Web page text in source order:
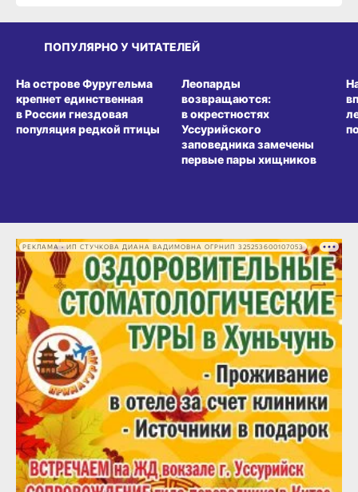
ПОПУЛЯРНО У ЧИТАТЕЛЕЙ
На острове Фуругельма
крепнет единственная
в России гнездовая
популяция редкой птицы
Леопарды
возвращаются:
в окрестностях
Уссурийского
заповедника замечены
первые пары хищников
РЕКЛАМА • ИП СТУЧКОВА ДИАНА ВАДИМОВНА ОГРНИП 325253600107053